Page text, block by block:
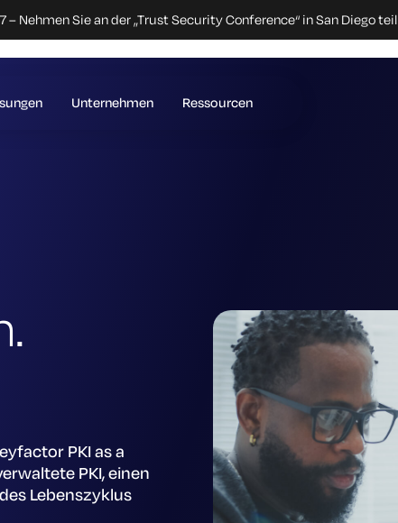
Nehmen Sie an der „Trust Security Conference“ in San Diego teil
Unternehmen Ressourcen
PKI as a
PKI, einen
Lebenszyklus